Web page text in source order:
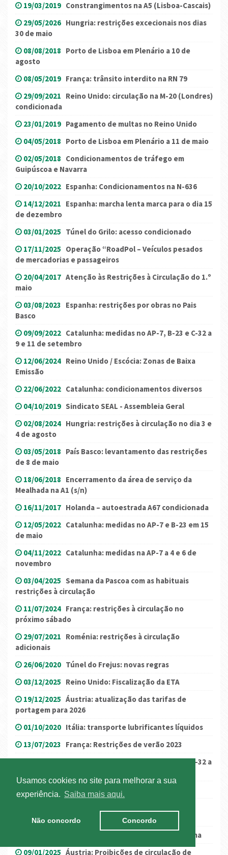
Usamos cookies no site para melhorar a sua
experiência.
Saiba mais aqui.
Não concordo Concordo
19/03/2019 Constrangimentos na A5 (Lisboa-Cascais)
29/05/2026 Hungria: restrições excecionais nos dias
30 de maio
08/08/2018 Porto de Lisboa em Plenário a 10 de
agosto
08/05/2019 França: trânsito interdito na RN 79
29/09/2021 Reino Unido: circulação na M-20 (Londres)
condicionada
23/01/2019 Pagamento de multas no Reino Unido
04/05/2018 Porto de Lisboa em Plenário a 11 de maio
02/05/2018 Condicionamentos de tráfego em
Guipúscoa e Navarra
20/10/2022 Espanha: Condicionamentos na N-636
14/12/2021 Espanha: marcha lenta marca para o dia 15
de dezembro
03/01/2025 Túnel do Grilo: acesso condicionado
17/11/2025 Operação “RoadPol – Veículos pesados
de mercadorias e passageiros
20/04/2017 Atenção às Restrições à Circulação do 1.º
maio
03/08/2023 Espanha: restrições por obras no Pais
Basco
09/09/2022 Catalunha: medidas no AP-7, B-23 e C-32 a
9 e 11 de setembro
12/06/2024 Reino Unido / Escócia: Zonas de Baixa
Emissão
22/06/2022 Catalunha: condicionamentos diversos
04/10/2019 Sindicato SEAL - Assembleia Geral
02/08/2024 Hungria: restrições à circulação no dia 3 e
4 de agosto
03/05/2018 País Basco: levantamento das restrições
de 8 de maio
18/06/2018 Encerramento da área de serviço da
Mealhada na A1 (s/n)
16/11/2017 Holanda – autoestrada A67 condicionada
12/05/2022 Catalunha: medidas no AP-7 e B-23 em 15
de maio
04/11/2022 Catalunha: medidas na AP-7 a 4 e 6 de
novembro
03/04/2025 Semana da Pascoa com as habituais
restrições à circulação
11/07/2024 França: restrições à circulação no
próximo sábado
29/07/2021 Roménia: restrições à circulação
adicionais
26/06/2020 Túnel do Frejus: novas regras
03/12/2025 Reino Unido: Fiscalização da ETA
19/12/2025 Áustria: atualização das tarifas de
portagem para 2026
01/10/2020 Itália: transporte lubrificantes líquidos
13/07/2023 França: Restrições de verão 2023
Catalunha: medidas no AP-7, B-23 e C-32 a
18/06/2024
França/Itália: Túnel de Orelle
registo de entrada a motoristas/pessoas
Encerramento da Ponte Vasco da Gama
09/01/2025 Áustria: Proibições de circulação de